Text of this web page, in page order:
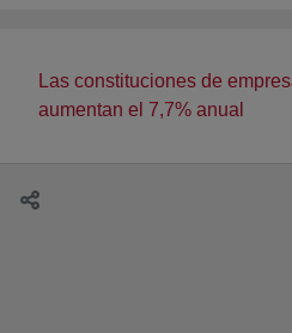
Las constituciones de
aumentan el 7,7% anual